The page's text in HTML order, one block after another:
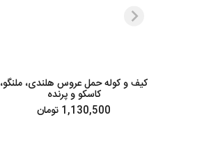
کیف و کوله حمل عروس هلندی، ملنگو،
کاسکو و پرنده
1,130,500 تومان